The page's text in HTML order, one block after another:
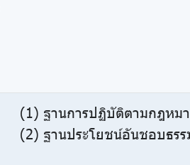
(1) ฐานการปฏิบัติตามกฎหม
(2) ฐานประโยชน์อันชอบธร